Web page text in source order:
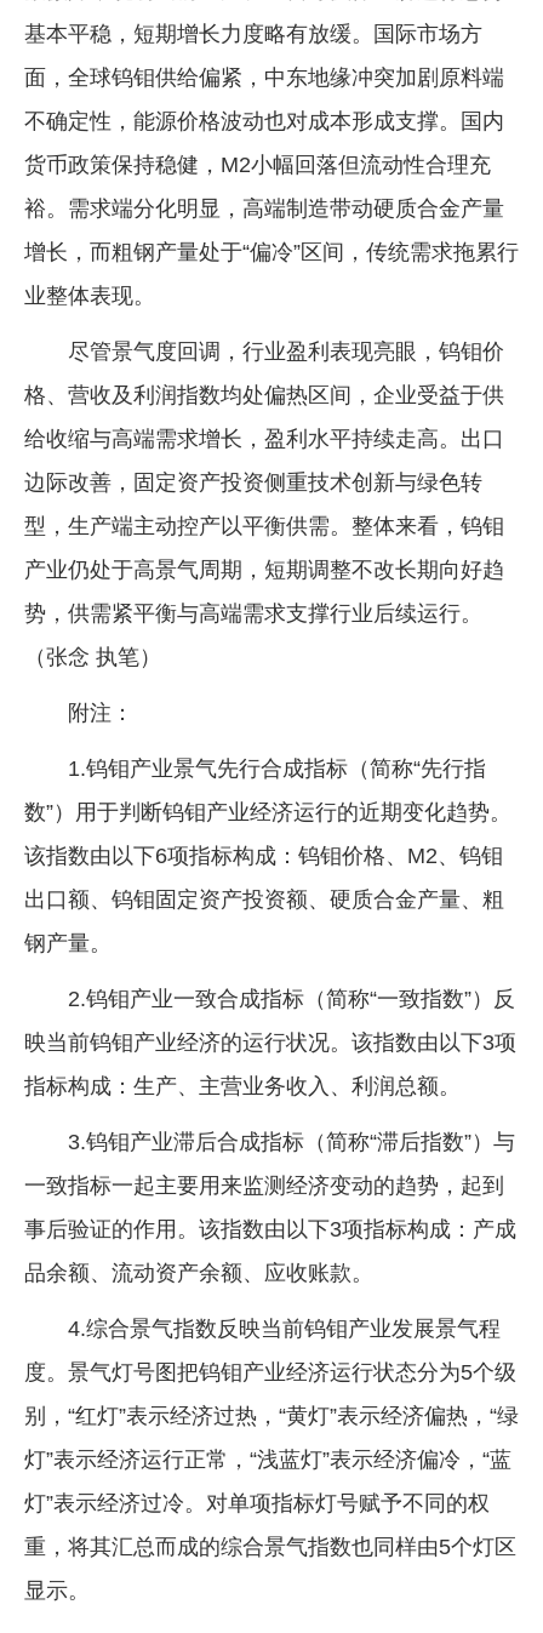
基本平稳，短期增长力度略有放缓。国际市场方
面，全球钨钼供给偏紧，中东地缘冲突加剧原料端
不确定性，能源价格波动也对成本形成支撑。国内
货币政策保持稳健，M2小幅回落但流动性合理充
裕。需求端分化明显，高端制造带动硬质合金产量
增长，而粗钢产量处于“偏冷”区间，传统需求拖累行
业整体表现。
尽管景气度回调，行业盈利表现亮眼，钨钼价
格、营收及利润指数均处偏热区间，企业受益于供
给收缩与高端需求增长，盈利水平持续走高。出口
边际改善，固定资产投资侧重技术创新与绿色转
型，生产端主动控产以平衡供需。整体来看，钨钼
产业仍处于高景气周期，短期调整不改长期向好趋
势，供需紧平衡与高端需求支撑行业后续运行。
（张念 执笔）
附注：
1.钨钼产业景气先行合成指标（简称“先行指
数”）用于判断钨钼产业经济运行的近期变化趋势。
该指数由以下6项指标构成：钨钼价格、M2、钨钼
出口额、钨钼固定资产投资额、硬质合金产量、粗
钢产量。
2.钨钼产业一致合成指标（简称“一致指数”）反
映当前钨钼产业经济的运行状况。该指数由以下3项
指标构成：生产、主营业务收入、利润总额。
3.钨钼产业滞后合成指标（简称“滞后指数”）与
一致指标一起主要用来监测经济变动的趋势，起到
事后验证的作用。该指数由以下3项指标构成：产成
品余额、流动资产余额、应收账款。
4.综合景气指数反映当前钨钼产业发展景气程
度。景气灯号图把钨钼产业经济运行状态分为5个级
别，“红灯”表示经济过热，“黄灯”表示经济偏热，“绿
灯”表示经济运行正常，“浅蓝灯”表示经济偏冷，“蓝
灯”表示经济过冷。对单项指标灯号赋予不同的权
重，将其汇总而成的综合景气指数也同样由5个灯区
显示。